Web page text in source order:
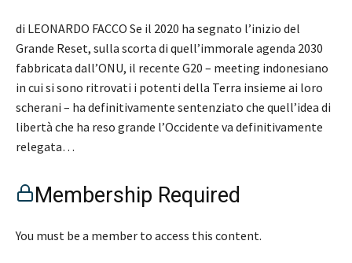
di LEONARDO FACCO Se il 2020 ha segnato l’inizio del
Grande Reset, sulla scorta di quell’immorale agenda 2030
fabbricata dall’ONU, il recente G20 – meeting indonesiano
in cui si sono ritrovati i potenti della Terra insieme ai loro
scherani – ha definitivamente sentenziato che quell’idea di
libertà che ha reso grande l’Occidente va definitivamente
relegata…
Membership Required
You must be a member to access this content.